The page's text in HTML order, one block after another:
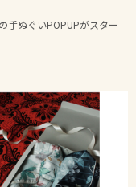
手ぬぐいPOPUPがスター